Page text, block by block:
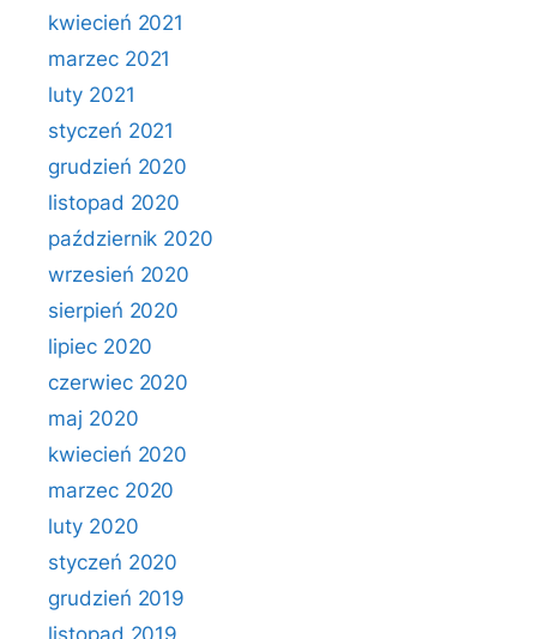
kwiecień 2021
marzec 2021
luty 2021
styczeń 2021
grudzień 2020
listopad 2020
październik 2020
wrzesień 2020
sierpień 2020
lipiec 2020
czerwiec 2020
maj 2020
kwiecień 2020
marzec 2020
luty 2020
styczeń 2020
grudzień 2019
listopad 2019